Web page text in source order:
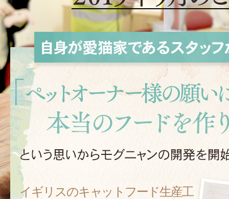
イギリスのキャットフード生産工